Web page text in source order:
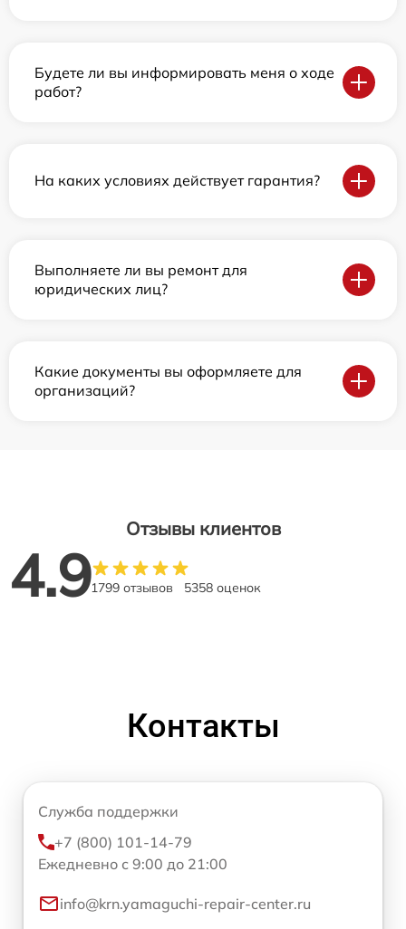
Будете ли вы информировать меня о ходе
работ?
На каких условиях действует гарантия?
Выполняете ли вы ремонт для
юридических лиц?
Какие документы вы оформляете для
организаций?
Отзывы клиентов
4.91799 отзывов 5358 оценок
Контакты
Служба поддержки
+7 (800) 101-14-79
Ежедневно с 9:00 до 21:00
info@krn.yamaguchi-repair-center.ru